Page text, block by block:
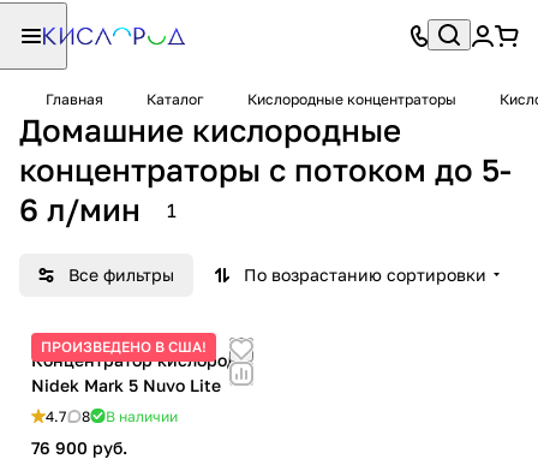
Главная Каталог Кислородные концентраторы
Домашние кислородные
концентраторы с потоком до 5-
6 л/мин
1
Все фильтры По возрастанию сортировки
ПРОИЗВЕДЕНО В США!
Концентратор кислорода
Nidek Mark 5 Nuvo Lite
4.7 8 В наличии
76 900 руб.